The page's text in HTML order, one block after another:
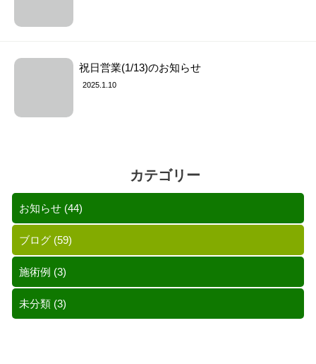
祝日営業(1/13)のお知らせ
2025.1.10
カテゴリー
お知らせ (44)
ブログ (59)
施術例 (3)
未分類 (3)